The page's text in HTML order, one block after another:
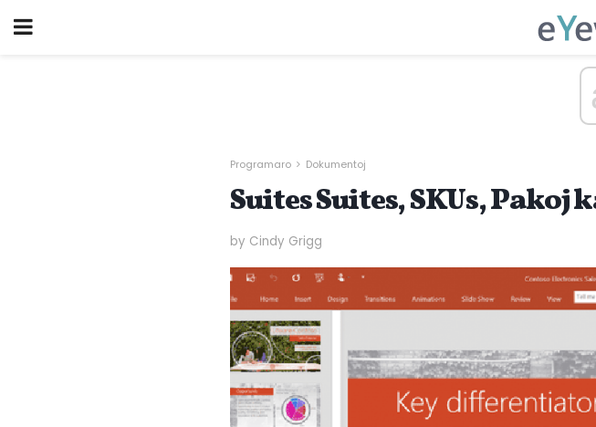
Programaro Dokumentoj
Suites Suites, SKUs,
by Cindy Grigg